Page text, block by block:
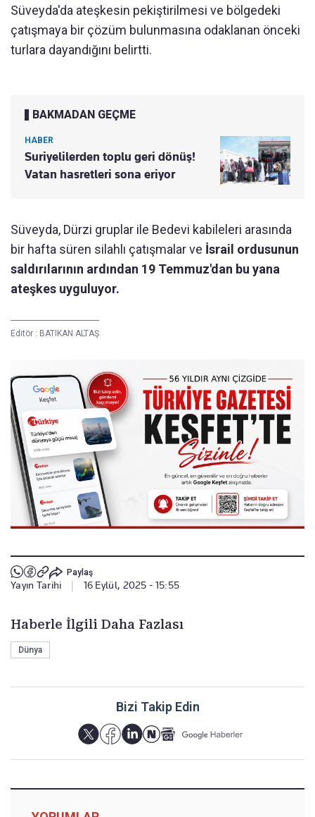
Süveyda'da ateşkesin pekiştirilmesi ve bölgedeki
çatışmaya bir çözüm bulunmasına odaklanan önceki
turlara dayandığını belirtti.
BAKMADAN GEÇME
HABER
Suriyelilerden toplu geri dönüş!
Vatan hasretleri sona eriyor
Süveyda, Dürzi gruplar ile Bedevi kabileleri arasında
bir hafta süren silahlı çatışmalar ve İsrail ordusunun
saldırılarının ardından 19 Temmuz'dan bu yana
ateşkes uyguluyor.
Editör : BATIKAN ALTAŞ
Paylaş
Yayın Tarihi 16 Eylül, 2025 - 15:55
Haberle İlgili Daha Fazlası
Dünya
Bizi Takip Edin